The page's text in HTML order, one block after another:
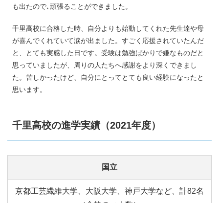
も出たので､頑張ることができました。
千里高校に合格した時、自分よりも始動してくれた先生達や母
が喜んでくれていて涙が出ました。すごく応援されていたんだ
と、とても実感した日です。受験は勉強ばかりで嫌なものだと
思っていましたが、周りの人たちへ感謝をより深くできまし
た。苦しかったけど、自分にとってとても良い経験になったと
思います。
千里高校の進学実績（2021年度）
国立
京都工芸繊維大学、大阪大学、神戸大学など、計82名